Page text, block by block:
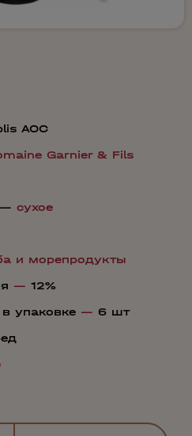
AOС
Garnier & Fils
— сухое
и морепродукты
— 12%
упаковке — 6 шт